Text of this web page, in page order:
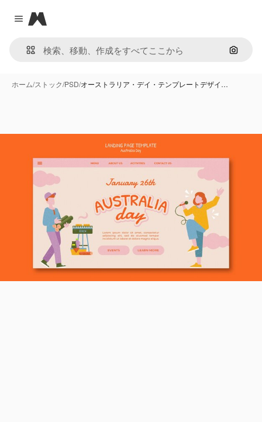
Close menu
Magnific
画像で
ホーム/ストック/PSD/オーストラリア・デイ・テンプレートデザイ…